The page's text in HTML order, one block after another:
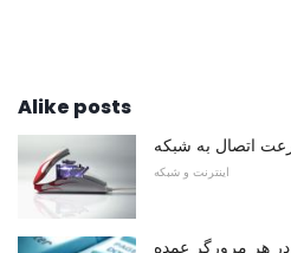
Alike posts
اتصال به شبکه
اینترنت و شبکه
هر مرورگر عمده